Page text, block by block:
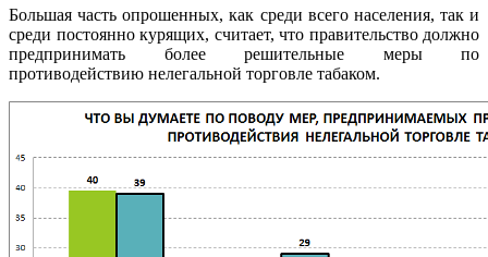
Большая часть опрошенных, как среди всего населения, так и
среди постоянно курящих, считает, что правительство должно
предпринимать более решительные меры по
противодействию нелегальной торговле табаком.